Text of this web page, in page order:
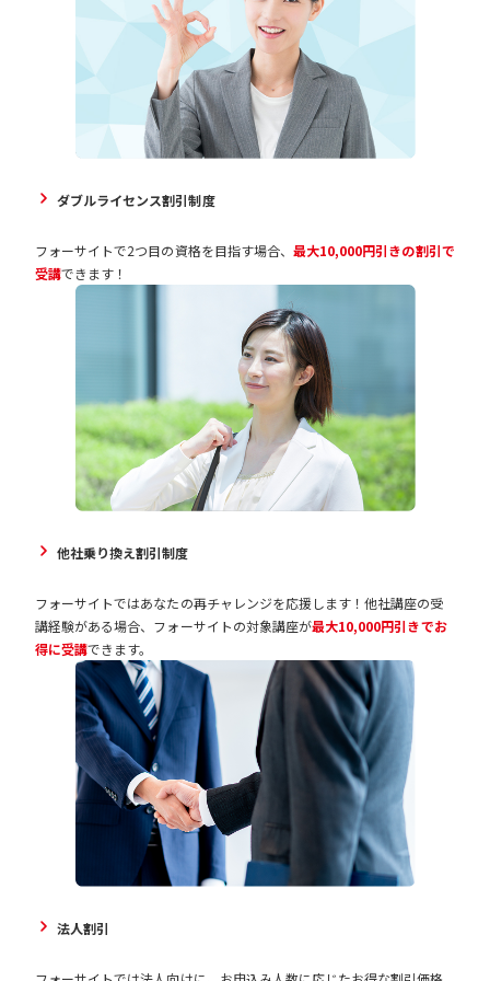
ダブルライセンス割引制度
フォーサイトで2つ目の資格を目指す場合、 最大10,000円引きの割引で
受講できます！
他社乗り換え割引制度
フォーサイトではあなたの再チャレンジを応援します！他社講座の受
講経験がある場合、フォーサイトの対象講座が最大10,000円引きでお
得に受講できます。
法人割引